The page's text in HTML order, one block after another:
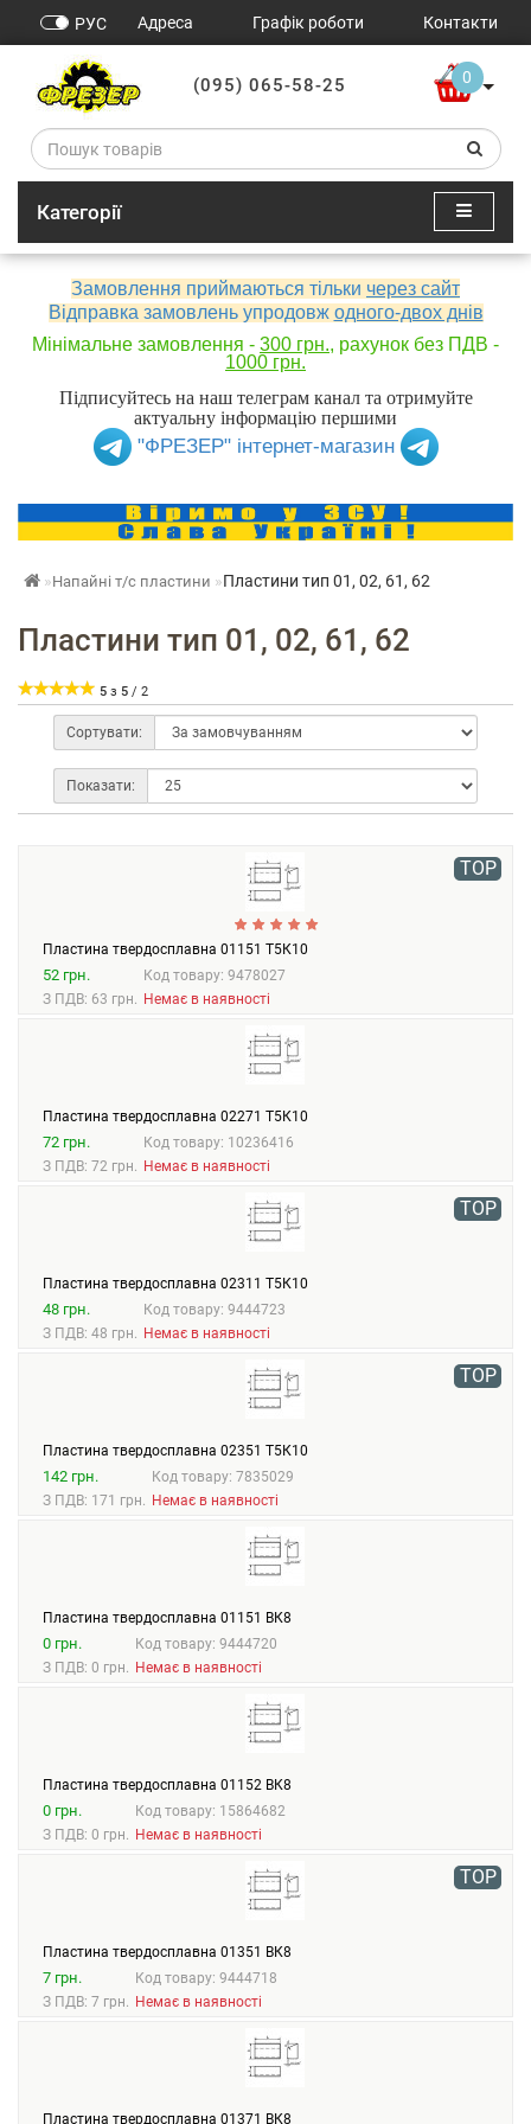
РУС Адреса Графік роботи Контакти
Категорії
(095) 065-58-25 0
Замовлення приймаються тільки через сайт
Відправка замовлень упродовж одного-двох днів
Мінімальне замовлення - 300 грн., рахунок без ПДВ -
1000 грн.
Підписуйтесь на наш телеграм канал та отримуйте
актуальну інформацію першими
"ФРЕЗЕР" інтернет-магазин
Напайні т/с пластини Пластини тип 01, 02, 61, 62
Пластини тип 01, 02, 61, 62
5 з 5 / 2
Сортувати:
Показати:
TOP
Пластина твердосплавна 01151 Т5К10
52 грн.
З ПДВ: 63 грн.
Код товару: 9478027
Немає в наявності
Пластина твердосплавна 02271 Т5К10
72 грн.
З ПДВ: 72 грн.
Код товару: 10236416
Немає в наявності
TOP
Пластина твердосплавна 02311 Т5К10
48 грн.
З ПДВ: 48 грн.
Код товару: 9444723
Немає в наявності
TOP
Пластина твердосплавна 02351 Т5К10
142 грн.
З ПДВ: 171 грн.
Код товару: 7835029
Немає в наявності
Пластина твердосплавна 01151 ВК8
0 грн.
З ПДВ: 0 грн.
Код товару: 9444720
Немає в наявності
Пластина твердосплавна 01152 ВК8
0 грн.
З ПДВ: 0 грн.
Код товару: 15864682
Немає в наявності
TOP
Пластина твердосплавна 01351 ВК8
7 грн.
З ПДВ: 7 грн.
Код товару: 9444718
Немає в наявності
Пластина твердосплавна 01371 ВК8